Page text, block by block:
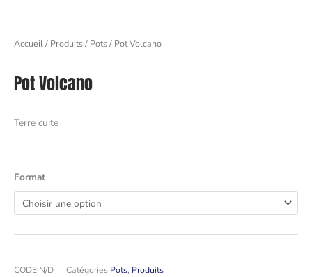
Accueil/ Produits/ Pots/ Pot Volcano
Pot Volcano
Terre cuite
Format
CODE N/D Catégories Pots, Produits